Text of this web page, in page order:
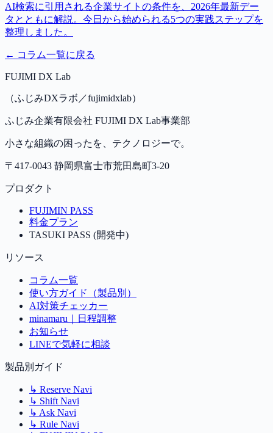
AI検索に引用される企業サイトの条件を、2026年最新デー
タとともに解説。今日から始められる5つの実践ステップを
整理しました。
← コラム一覧に戻る
FUJIMI DX Lab
（ふじみDXラボ／fujimidxlab）
ふじみ企業有限会社 FUJIMI DX Lab事業部
小さな組織の困ったを、テクノロジーで。
〒417-0043 静岡県富士市荒田島町3-20
プロダクト
FUJIMIN PASS
料金プラン
TASUKI PASS (開発中)
リソース
コラム一覧
使い方ガイド（製品別）
AI対策チェッカー
minamaru｜日程調整
お知らせ
LINEで気軽に相談
製品別ガイド
↳ Reserve Navi
↳ Shift Navi
↳ Ask Navi
↳ Rule Navi